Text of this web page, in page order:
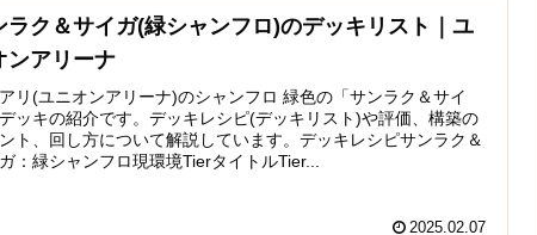
ラク＆サイガ(緑シャンフロ)のデッキリスト｜ユ
ンアリーナ
リ(ユニオンアリーナ)のシャンフロ 緑色の「サンラク＆サイ
ッキの紹介です。デッキレシピ(デッキリスト)や評価、構築の
ト、回し方について解説しています。デッキレシピサンラク＆
：緑シャンフロ現環境TierタイトルTier...
2025.02.07